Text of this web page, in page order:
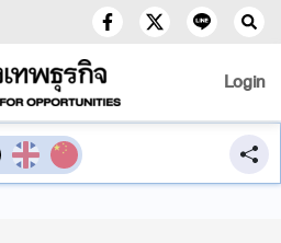
Login